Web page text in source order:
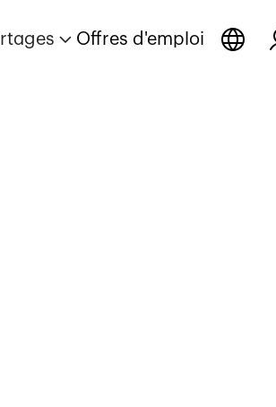
Offres d'emploi